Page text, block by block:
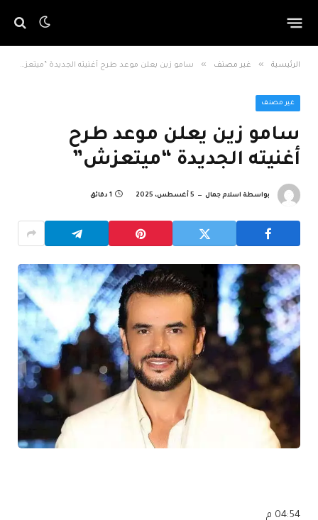
الرئيسية » غير مصنف » سامو زين يعلن موعد طرح أغنيته الجديدة “ميتعزش”
غير مصنف
سامو زين يعلن موعد طرح
أغنيته الجديدة “ميتعزش”
بواسطة اسلام جمال 5 أغسطس، 2025 1 دقائق
04:54 م